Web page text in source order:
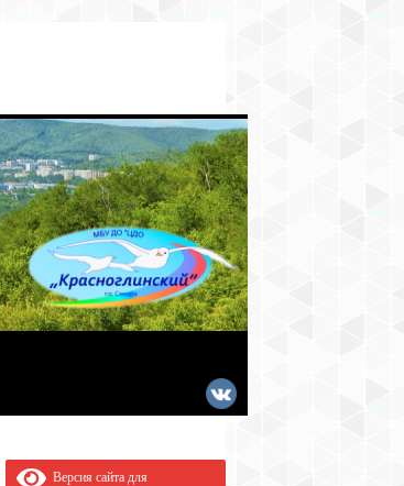
Версия сайта для